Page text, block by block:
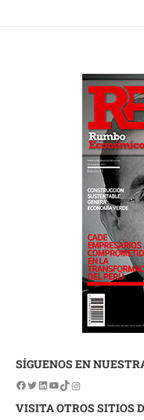
SÍGUENOS EN
VISITA OTROS SITIOS